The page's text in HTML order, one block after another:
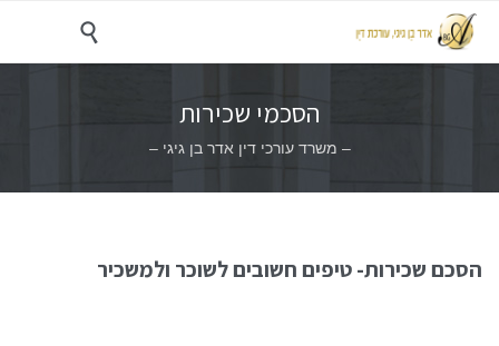

הסכמי שכירות
– משרד עורכי דין אדר בן גיגי –
הסכם שכירות- טיפים חשובים לשוכר ולמשכיר